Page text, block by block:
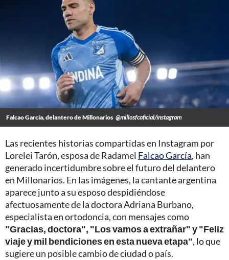
Falcao García, delantero de Millonarios @millosfcoficial/instagram
Las recientes historias compartidas en Instagram por
Lorelei Tarón, esposa de Radamel Falcao García, han
generado incertidumbre sobre el futuro del delantero
en Millonarios. En las imágenes, la cantante argentina
aparece junto a su esposo despidiéndose
afectuosamente de la doctora Adriana Burbano,
especialista en ortodoncia, con mensajes como
"Gracias, doctora", "Los vamos a extrañar" y "Feliz
viaje y mil bendiciones en esta nueva etapa", lo que
sugiere un posible cambio de ciudad o país.